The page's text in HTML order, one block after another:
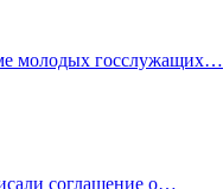
молодых госслужащих…
соглашение о…